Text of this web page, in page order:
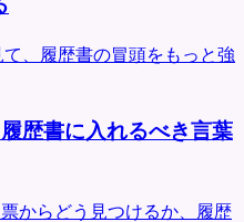
、履歴書の冒頭をもっと強
歴書に入れるべき言葉
からどう見つけるか、履歴